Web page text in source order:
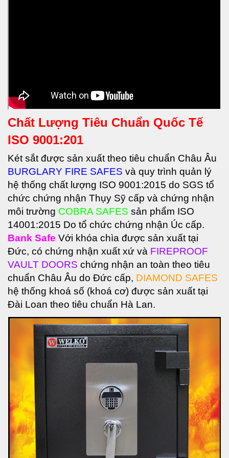
Chất Lượng Tiêu Chuẩn Quốc Tế
ISO 9001:201
Két sắt được sản xuất theo tiêu chuẩn Châu Âu
BURGLARY FIRE SAFES và quy trình quản lý
hệ thống chất lượng ISO 9001:2015 do SGS tổ
chức chứng nhận Thụy Sỹ cấp và chứng nhận
môi trường COBRA SAFES sản phẩm ISO
14001:2015 Do tổ chức chứng nhận Úc cấp.
Bank Safe Với khóa chìa được sản xuất tại
Đức, có chứng nhận xuất xứ và FIREPROOF
VAULT DOORS chứng nhận an toàn theo tiêu
chuẩn Châu Âu do Đức cấp, DIAMOND SAFES
hệ thống khoá số (khoá cơ) được sản xuất tại
Đài Loan theo tiêu chuẩn Hà Lan.